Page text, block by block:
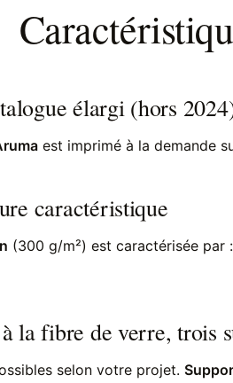
élargi (hors
est imprimé à la demande
caractéristique
(300 g/m²) est caractérisée par :
la fibre de verre, trois
selon votre projet.